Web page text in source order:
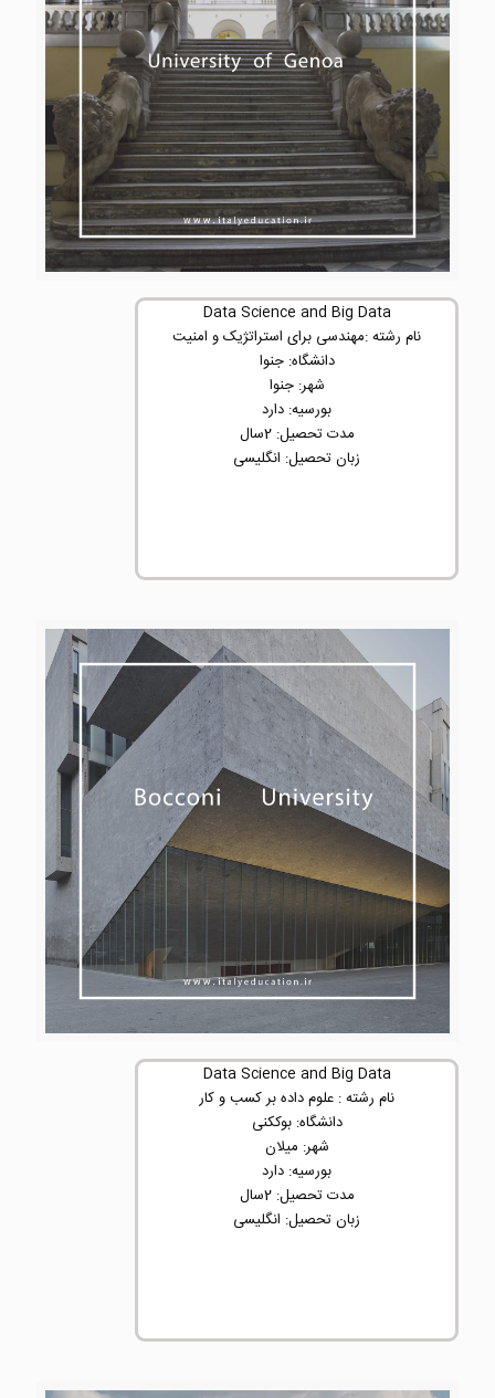
Data Science and Big Data
نام رشته :مهندسی برای استراتژیک و امنیت
دانشگاه: جنوا
شهر: جنوا
بورسیه: دارد
مدت تحصیل: 2سال
زبان تحصیل: انگلیسی
Data Science and Big Data
نام رشته : علوم داده بر کسب و کار
دانشگاه: بوککنی
شهر: میلان
بورسیه: دارد
مدت تحصیل: 2سال
زبان تحصیل: انگلیسی